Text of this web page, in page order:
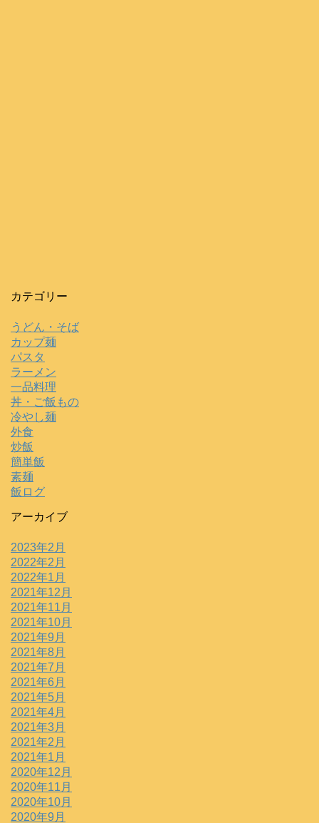
カテゴリー
うどん・そば
カップ麺
パスタ
ラーメン
一品料理
丼・ご飯もの
冷やし麺
外食
炒飯
簡単飯
素麺
飯ログ
アーカイブ
2023年2月
2022年2月
2022年1月
2021年12月
2021年11月
2021年10月
2021年9月
2021年8月
2021年7月
2021年6月
2021年5月
2021年4月
2021年3月
2021年2月
2021年1月
2020年12月
2020年11月
2020年10月
2020年9月